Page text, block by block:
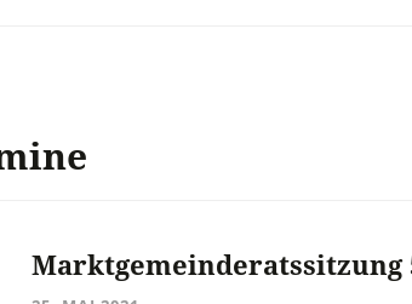
Marktgemeinderatssitzung